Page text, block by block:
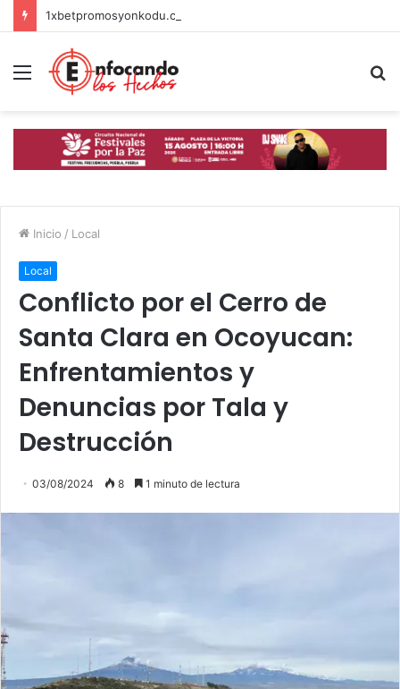
Menú
Inicio / Local
Local
Conflicto por el Cerro de
Santa Clara en Ocoyucan:
Enfrentamientos y
Denuncias por Tala y
Destrucción
03/08/2024 8 1 minuto de lectura